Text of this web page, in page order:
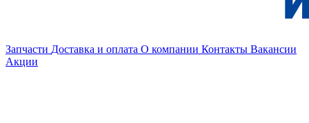
Запчасти Доставка и оплата О компании Контакты Вакансии
Акции